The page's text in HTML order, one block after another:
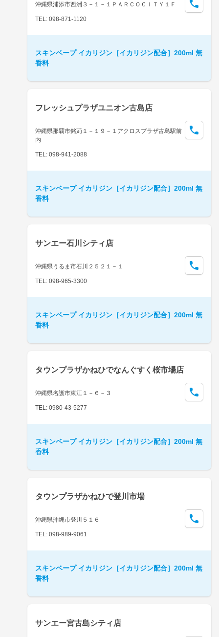
沖縄県浦添市西洲３－１－１ＰＡＲＣＯＣＩＴＹ１Ｆ
TEL: 098-871-1120
スキンベープ イカリジン［イカリジン配合］200ml 無
香料
フレッシュプラザユニオン古島店
沖縄県那覇市銘苅１－１９－１アクロスプラザ古島駅前
内
TEL: 098-941-2088
スキンベープ イカリジン［イカリジン配合］200ml 無
香料
サンエー石川シティ店
沖縄県うるま市石川２５２１－１
TEL: 098-965-3300
スキンベープ イカリジン［イカリジン配合］200ml 無
香料
タウンプラザかねひでなんぐすく桜市場店
沖縄県名護市東江１－６－３
TEL: 0980-43-5277
スキンベープ イカリジン［イカリジン配合］200ml 無
香料
タウンプラザかねひで登川市場
沖縄県沖縄市登川５１６
TEL: 098-989-9061
スキンベープ イカリジン［イカリジン配合］200ml 無
香料
サンエー宮古島シティ店